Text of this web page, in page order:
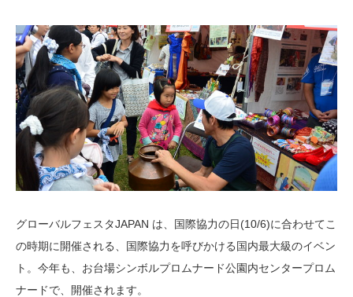
グローバルフェスタJAPAN は、国際協力の日(10/6)に合わせてこ
の時期に開催される、国際協力を呼びかける国内最大級のイベン
ト。今年も、お台場シンボルプロムナード公園内センタープロム
ナードで、開催されます。